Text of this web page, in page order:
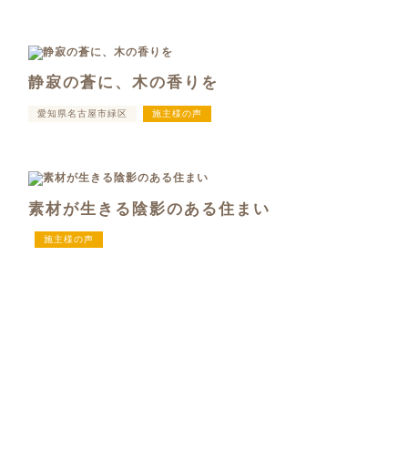
静寂の蒼に、木の香りを
愛知県名古屋市緑区 施主様の声
素材が生きる陰影のある住まい
施主様の声